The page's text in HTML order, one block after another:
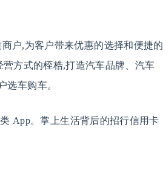
户,为客户带来优惠的选择和便捷的
方式的桎梏,打造汽车品牌、汽车
选车购车。
App。掌上生活背后的招行信用卡